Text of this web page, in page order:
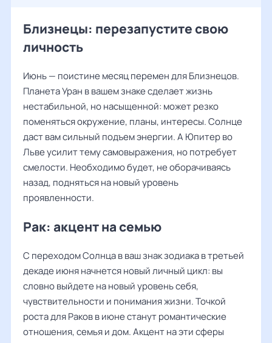
Близнецы: перезапустите свою
личность
Июнь — поистине месяц перемен для Близнецов.
Планета Уран в вашем знаке сделает жизнь
нестабильной, но насыщенной: может резко
поменяться окружение, планы, интересы. Солнце
даст вам сильный подъем энергии. А Юпитер во
Льве усилит тему самовыражения, но потребует
смелости. Необходимо будет, не оборачиваясь
назад, подняться на новый уровень
проявленности.
Рак: акцент на семью
С переходом Солнца в ваш знак зодиака в третьей
декаде июня начнется новый личный цикл: вы
словно выйдете на новый уровень себя,
чувствительности и понимания жизни. Точкой
роста для Раков в июне станут романтические
отношения, семья и дом. Акцент на эти сферы